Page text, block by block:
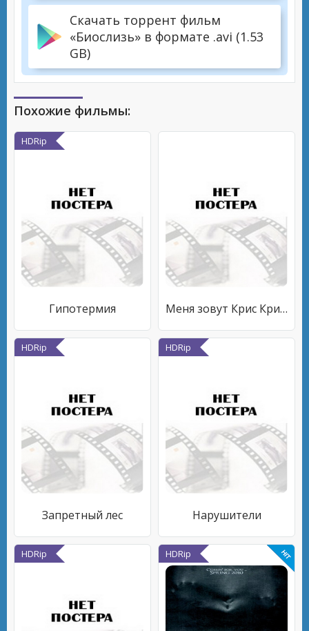
Скачать торрент фильм
«Биослизь» в формате .avi (1.53
GB)
Похожие фильмы:
HDRip
Гипотермия Меня зовут Крис Крингл
HDRip
Запретный лес
HDRip
Нарушители
HDRip HDRip